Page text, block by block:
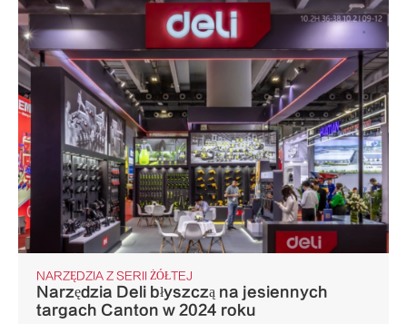
NARZĘDZIA Z SERII ŻÓŁTEJ
Narzędzia Deli błyszczą na jesiennych
targach Canton w 2024 roku